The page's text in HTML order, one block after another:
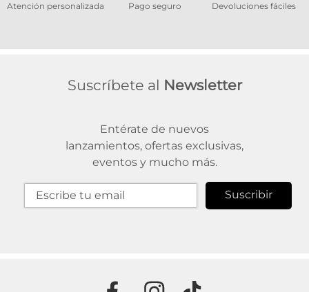
Pago seguro Devoluciones fáciles Productos garantizados
Suscríbete al Newsletter
Entérate de nuevos
lanzamientos, ofertas exclusivas,
eventos y mucho más.
Suscribir